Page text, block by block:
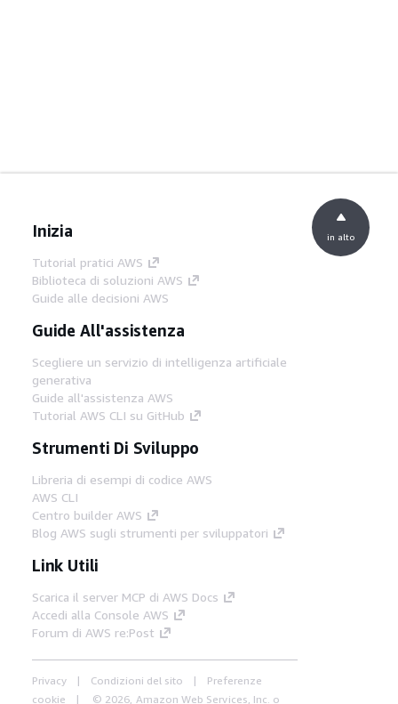
Inizia
Tutorial pratici AWS
Biblioteca di soluzioni AWS
Guide alle decisioni AWS
Guide All'assistenza
Scegliere un servizio di intelligenza artificiale
generativa
Guide all'assistenza AWS
Tutorial AWS CLI su GitHub
Strumenti Di Sviluppo
Libreria di esempi di codice AWS
AWS CLI
Centro builder AWS
Blog AWS sugli strumenti per sviluppatori
Link Utili
Scarica il server MCP di AWS Docs
Accedi alla Console AWS
Forum di AWS re:Post
Privacy Condizioni del sito
Preferenze
cookie
© 2026, Amazon Web Services, Inc. o
in alto